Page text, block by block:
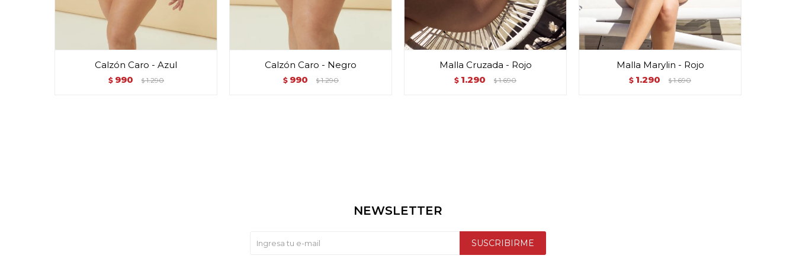
Calzón Caro - Azul
$ 990 $ 1.290
Calzón Caro - Negro
$ 990 $ 1.290
Malla Cruzada - Rojo
$ 1.290 $ 1.690
Malla Marylin - Rojo
$ 1.290 $ 1.690
NEWSLETTER
SUSCRIBIRME